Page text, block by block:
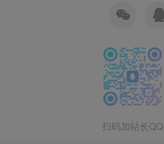
扫码加站长QQ